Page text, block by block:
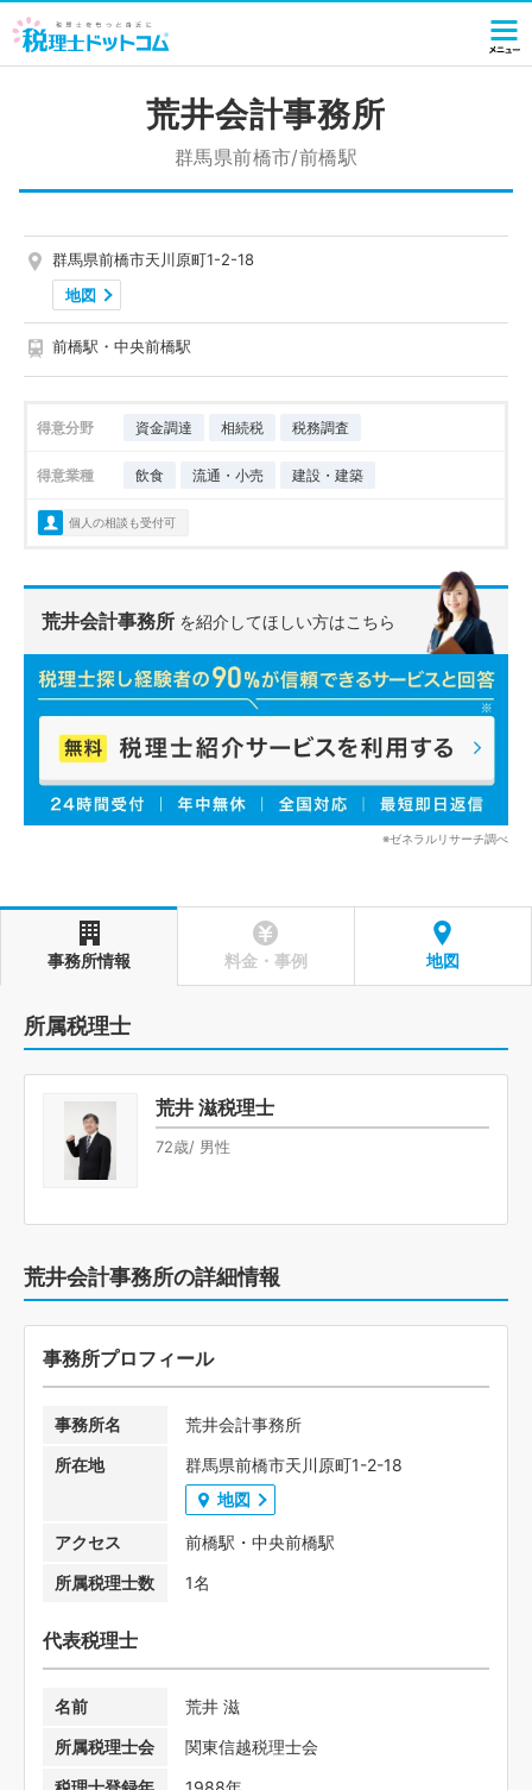
荒井会計事務所
群馬県前橋市/前橋駅
群馬県前橋市天川原町1-2-18
地図
前橋駅・中央前橋駅
得意分野 資金調達 相続税 税務調査
得意業種 飲食 流通・小売 建設・建築
個人の相談も受付可
荒井会計事務所 を紹介してほしい方はこちら
※ゼネラルリサーチ調べ
事務所情報 料金・事例 地図
所属税理士
荒井 滋税理士
72歳/ 男性
荒井会計事務所の詳細情報
事務所プロフィール
事務所名
荒井会計事務所
所在地
群馬県前橋市天川原町1-2-18
地図
アクセス
前橋駅・中央前橋駅
所属税理士数
1名
代表税理士
名前
荒井 滋
所属税理士会
関東信越税理士会